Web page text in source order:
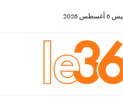
6 أغسطس 2026